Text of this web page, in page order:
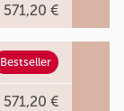
571,20 €
Bestseller
571,20 €